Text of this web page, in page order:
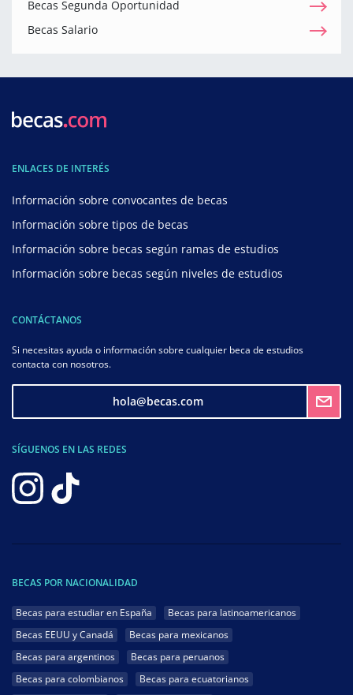
Becas Segunda Oportunidad
Becas Salario
ENLACES DE INTERÉS
Información sobre convocantes de becas
Información sobre tipos de becas
Información sobre becas según ramas de estudios
Información sobre becas según niveles de estudios
CONTÁCTANOS
Si necesitas ayuda o información sobre cualquier beca de estudios
contacta con nosotros.
hola@becas.com
SÍGUENOS EN LAS REDES
BECAS POR NACIONALIDAD
Becas para estudiar en España
Becas para latinoamericanos
Becas EEUU y Canadá
Becas para mexicanos
Becas para argentinos
Becas para peruanos
Becas para colombianos
Becas para ecuatorianos